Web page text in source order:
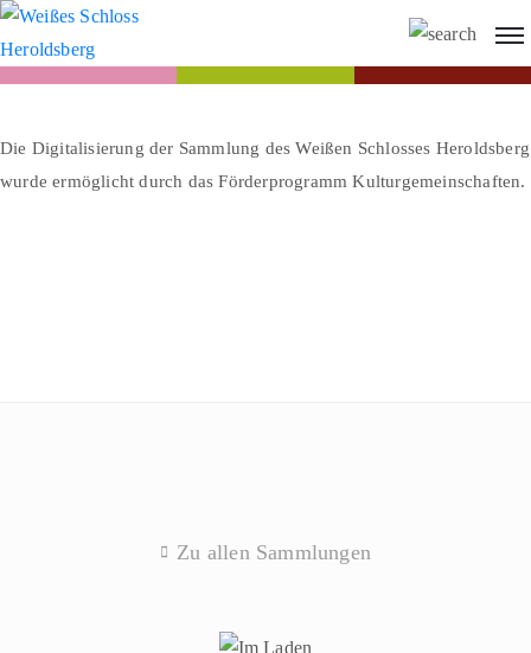
Die Digitalisierung der Sammlung des Weißen Schlosses Heroldsberg
wurde ermöglicht durch das Förderprogramm Kulturgemeinschaften.
Zu allen Sammlungen